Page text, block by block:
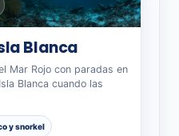
Blanca
Mar Rojo con paradas en
Blanca cuando las
y snorkel